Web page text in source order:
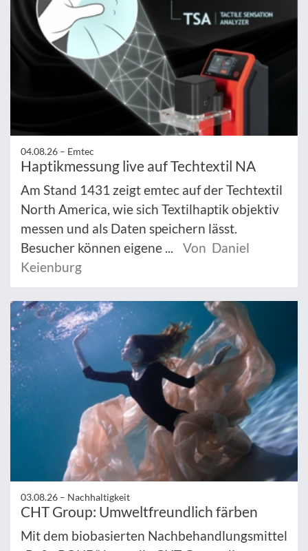
04.08.26 – Emtec
Haptikmessung live auf Techtextil NA
Am Stand 1431 zeigt emtec auf der Techtextil
North America, wie sich Textilhaptik objektiv
messen und als Daten speichern lässt.
Besucher können eigene ...
Von Daniel
Keienburg
03.08.26 – Nachhaltigkeit
CHT Group: Umweltfreundlich färben
Mit dem biobasierten Nachbehandlungsmittel